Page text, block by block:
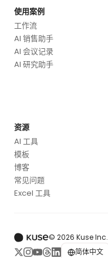
使用案例
工作流
AI 销售助手
AI 会议记录
AI 研究助手
资源
AI 工具
模板
博客
常见问题
Excel 工具
© 2026 Kuse Inc.
简体中文